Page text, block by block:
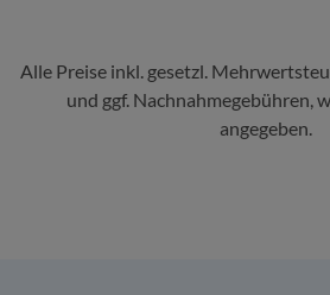
Alle Preise inkl. gesetzl.
und ggf. Nachnahmegebühren,
angegeben.